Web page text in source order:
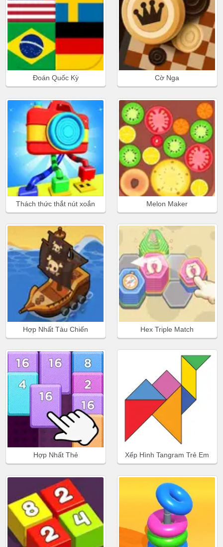
Đoán Quốc Kỳ Cờ Nga
Thách thức thắt nút xoắn Melon Maker
Hợp Nhất Tàu Chiến Hex Triple Match
Hợp Nhất Thẻ Xếp Hình Tangram Trẻ Em